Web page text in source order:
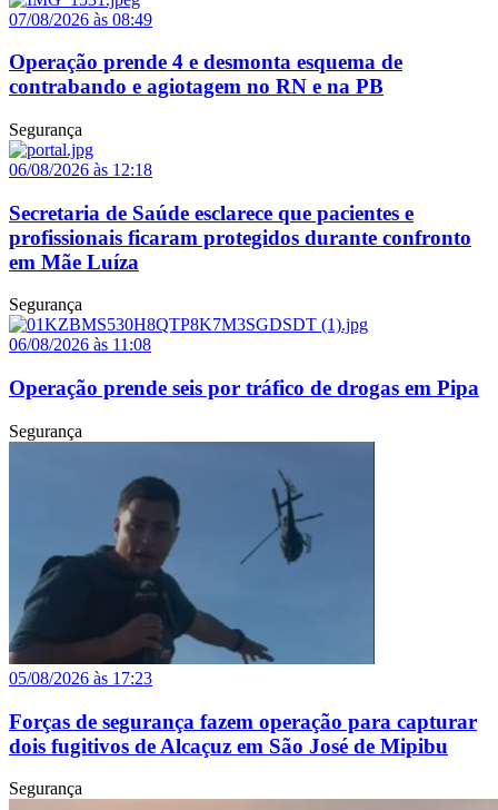
07/08/2026 às 08:49
Operação prende 4 e desmonta esquema de
contrabando e agiotagem no RN e na PB
Segurança
06/08/2026 às 12:18
Secretaria de Saúde esclarece que pacientes e
profissionais ficaram protegidos durante confronto
em Mãe Luíza
Segurança
06/08/2026 às 11:08
Operação prende seis por tráfico de drogas em Pipa
Segurança
05/08/2026 às 17:23
Forças de segurança fazem operação para capturar
dois fugitivos de Alcaçuz em São José de Mipibu
Segurança